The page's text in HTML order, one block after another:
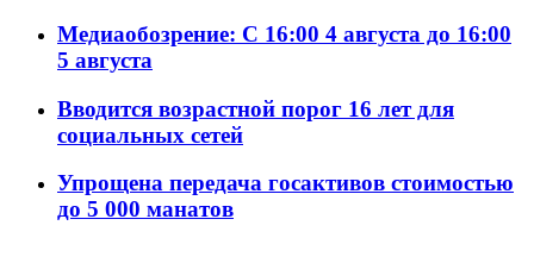
Медиаобозрение: С 16:00 4 августа до 16:00
5 августа
Вводится возрастной порог 16 лет для
социальных сетей
Упрощена передача госактивов стоимостью
до 5 000 манатов